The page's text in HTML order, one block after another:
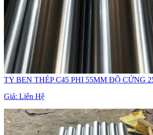
TY BEN THÉP C45 PHI 55MM ĐỘ CỨNG
Giá: Liên Hệ